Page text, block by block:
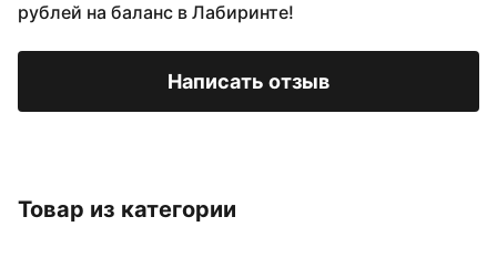
рублей на баланс в Лабиринте!
Написать отзыв
Товар из категории